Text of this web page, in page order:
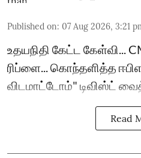
Published on: 07 Aug 2026, 3:21
உதயநிதி கேட்ட கேள்வி...
ரிப்ளை... கொந்தளித்த
விடமாட்டோம்" டிவிஸ்ட்
Read